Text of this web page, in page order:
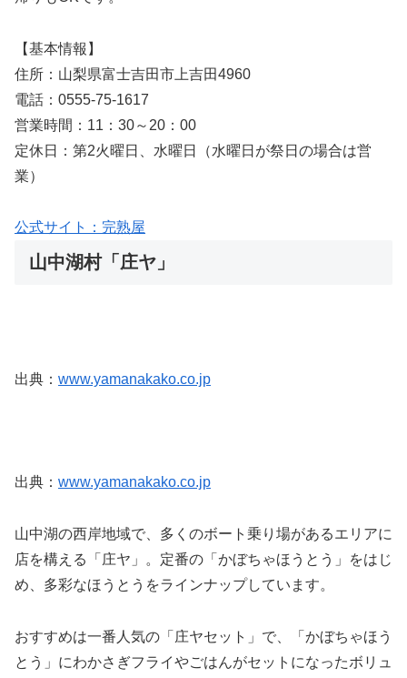
【基本情報】
住所：山梨県富士吉田市上吉田4960
電話：0555-75-1617
営業時間：11：30～20：00
定休日：第2火曜日、水曜日（水曜日が祭日の場合は営
業）
公式サイト：完熟屋
山中湖村「庄ヤ」
出典： www.yamanakako.co.jp
出典： www.yamanakako.co.jp
山中湖の西岸地域で、多くのボート乗り場があるエリアに
店を構える「庄ヤ」。定番の「かぼちゃほうとう」をはじ
め、多彩なほうとうをラインナップしています。
おすすめは一番人気の「庄ヤセット」で、「かぼちゃほう
とう」にわかさぎフライやごはんがセットになったボリュ